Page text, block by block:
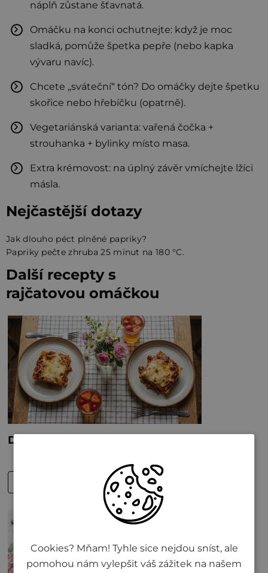
náplň zůstane šťavnatá.
Omáčku na konci ochutnejte: když je moc
sladká, pomůže špetka pepře (nebo kapka
vývaru navíc).
Chcete „sváteční“ tón? Do omáčky dejte špetku
skořice nebo hřebíčku (opatrně).
Vegetariánská varianta: vařená čočka +
strouhanka + bylinky místo masa.
Extra krémovost: na úplný závěr vmíchejte lžíci
másla.
Nejčastější dotazy
Jak dlouho péct plněné papriky?
Papriky pečte zhruba 25 minut na 180 °C.
Další recepty s
rajčatovou omáčkou
Cookies? Mňam! Tyhle sice nejdou sníst, ale
pomohou nám vylepšit váš zážitek na našem